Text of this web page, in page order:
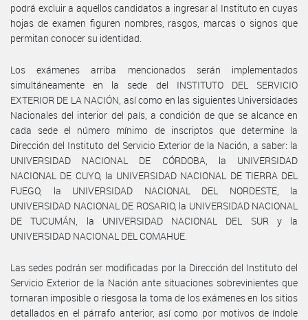
podrá excluir a aquellos candidatos a ingresar al Instituto en cuyas
hojas de examen figuren nombres, rasgos, marcas o signos que
permitan conocer su identidad.
Los exámenes arriba mencionados serán implementados
simultáneamente en la sede del INSTITUTO DEL SERVICIO
EXTERIOR DE LA NACIÓN, así como en las siguientes Universidades
Nacionales del interior del país, a condición de que se alcance en
cada sede el número mínimo de inscriptos que determine la
Dirección del Instituto del Servicio Exterior de la Nación, a saber: la
UNIVERSIDAD NACIONAL DE CÓRDOBA, la UNIVERSIDAD
NACIONAL DE CUYO, la UNIVERSIDAD NACIONAL DE TIERRA DEL
FUEGO, la UNIVERSIDAD NACIONAL DEL NORDESTE, la
UNIVERSIDAD NACIONAL DE ROSARIO, la UNIVERSIDAD NACIONAL
DE TUCUMÁN, la UNIVERSIDAD NACIONAL DEL SUR y la
UNIVERSIDAD NACIONAL DEL COMAHUE.
Las sedes podrán ser modificadas por la Dirección del Instituto del
Servicio Exterior de la Nación ante situaciones sobrevinientes que
tornaran imposible o riesgosa la toma de los exámenes en los sitios
detallados en el párrafo anterior, así como por motivos de índole